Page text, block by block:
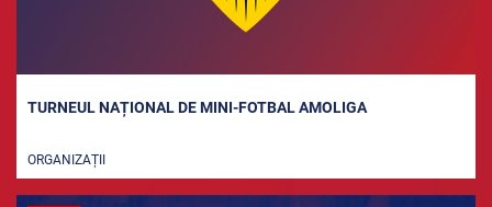
TURNEUL NAȚIONAL DE MINI-FOTBAL AMOLIGA
ORGANIZAȚII